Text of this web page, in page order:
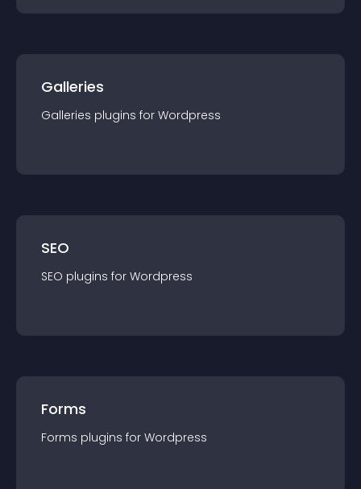
Galleries
Galleries plugins for Wordpress
SEO
SEO plugins for Wordpress
Forms
Forms plugins for Wordpress